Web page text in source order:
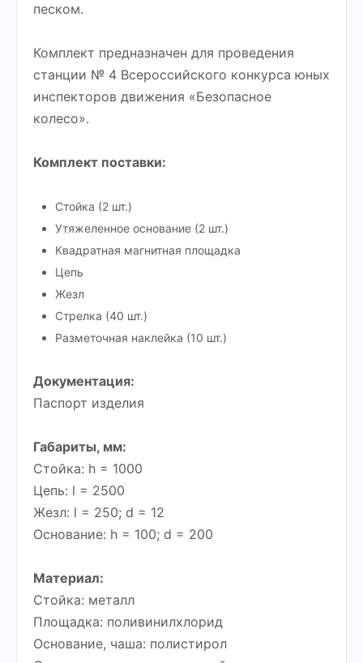
песком.
Комплект предназначен для проведения
станции № 4 Всероссийского конкурса юных
инспекторов движения «Безопасное
колесо».
Комплект поставки:
Стойка (2 шт.)
Утяжеленное основание (2 шт.)
Квадратная магнитная площадка
Цепь
Жезл
Стрелка (40 шт.)
Разметочная наклейка (10 шт.)
Документация:
Паспорт изделия
Габариты, мм:
Стойка: h = 1000
Цепь: l = 2500
Жезл: l = 250; d = 12
Основание: h = 100; d = 200
Материал:
Стойка: металл
Площадка: поливинилхлорид
Основание, чаша: полистирол